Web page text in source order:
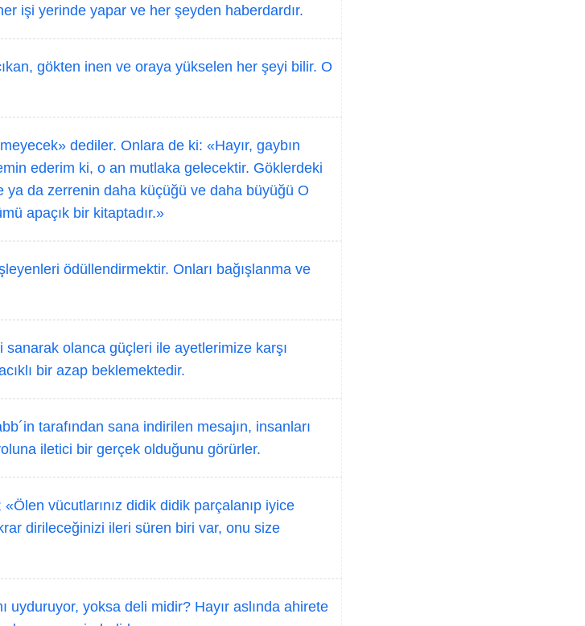
işi yerinde yapar ve her şeyden haberdardır.
gökten inen ve oraya yükselen her şeyi bilir. O
dediler. Onlara de ki: «Hayır, gaybın
ederim ki, o an mutlaka gelecektir. Göklerdeki
da zerrenin daha küçüğü ve daha büyüğü O
apaçık bir kitaptadır.»
ödüllendirmektir. Onları bağışlanma ve
sanarak olanca güçleri ile ayetlerimize karşı
bir azap beklemektedir.
tarafından sana indirilen mesajın, insanları
iletici bir gerçek olduğunu görürler.
vücutlarınız didik didik parçalanıp iyice
dirileceğinizi ileri süren biri var, onu size
uyduruyor, yoksa deli midir? Hayır aslında ahirete